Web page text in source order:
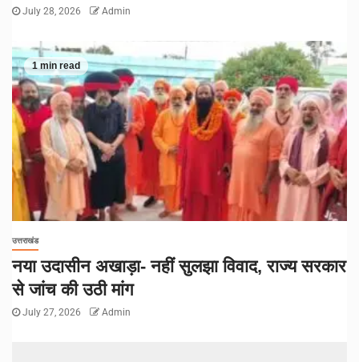
July 28, 2026 Admin
1 min read
उत्तराखंड
नया उदासीन अखाड़ा- नहीं सुलझा विवाद, राज्य सरकार
से जांच की उठी मांग
July 27, 2026 Admin